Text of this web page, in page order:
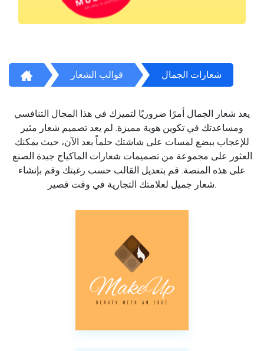
قوالب الشعار شعارات الجمال
يعد شعار الجمال أمرًا ضروريًا لتميزك في هذا المجال التنافسي
ومساعدتك في تكوين هوية مميزة. لم يعد تصميم شعار مثير
للإعجاب ببضع لمسات على شاشتك حلماً بعد الآن، حيث يمكنك
العثور على مجموعة من تصميمات شعارات الماكياج جيدة الصنع
على هذه المنصة. قم بتعديل القالب حسب رغبتك وقم بإنشاء
شعار جميل لعلامتك التجارية في وقت قصير.